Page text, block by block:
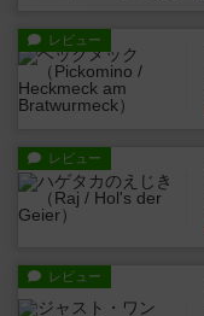
レビュー
レビュー
レビュー